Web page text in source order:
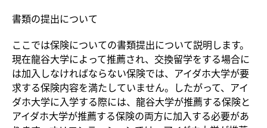
書類の提出について
ここでは保険についての書類提出について説明します。
現在龍谷大学によって推薦され、交換留学をする場合に
は加入しなければならない保険では、アイダホ大学が要
求する保険内容を満たしていません。したがって、アイ
ダホ大学に入学する際には、龍谷大学が推薦する保険と
アイダホ大学が推薦する保険の両方に加入する必要があ